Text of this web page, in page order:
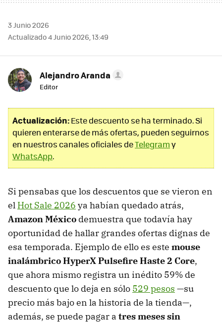
3 Junio 2026
Actualizado 4 Junio 2026, 13:49
Alejandro Aranda
Editor
Actualización:Este descuento se ha terminado. Si
quieren enterarse de más ofertas, pueden seguirnos
en nuestros canales oficiales deTelegramy
WhatsApp.
Si pensabas que los descuentos que se vieron en
el Hot Sale 2026 ya habían quedado atrás,
Amazon México demuestra que todavía hay
oportunidad de hallar grandes ofertas dignas de
esa temporada. Ejemplo de ello es este mouse
inalámbrico HyperX Pulsefire Haste 2 Core,
que ahora mismo registra un inédito 59% de
descuento que lo deja en sólo 529 pesos —su
precio más bajo en la historia de la tienda—,
además, se puede pagar a tres meses sin